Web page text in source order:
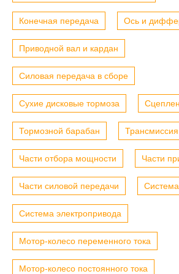
Конечная передача Ось и
Приводной вал и кардан
Силовая передача в сборе
Сухие дисковые тормоза
Тормозной барабан Трансмиссия
Части отбора мощности Части
Части силовой передачи
Система электропривода
Мотор-колесо переменного тока
Мотор-колесо постоянного тока